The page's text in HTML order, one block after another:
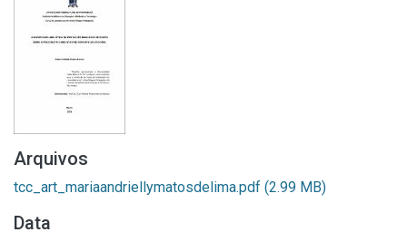
Arquivos
tcc_art_mariaandriellymatosdelima.pdf (2.99 MB)
Data